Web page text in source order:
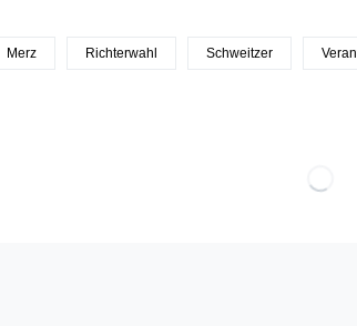
Merz Richterwahl Schweitzer